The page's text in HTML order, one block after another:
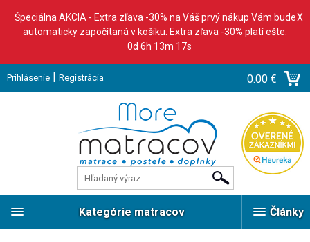
Špeciálna AKCIA - Extra zľava -30% na Váš prvý nákup Vám bude
automaticky započítaná v košíku. Extra zľava -30% platí ešte:
0d 6h 13m 16s
X
Prihlásenie | Registrácia 0.00 €
Články
Kategórie matracov